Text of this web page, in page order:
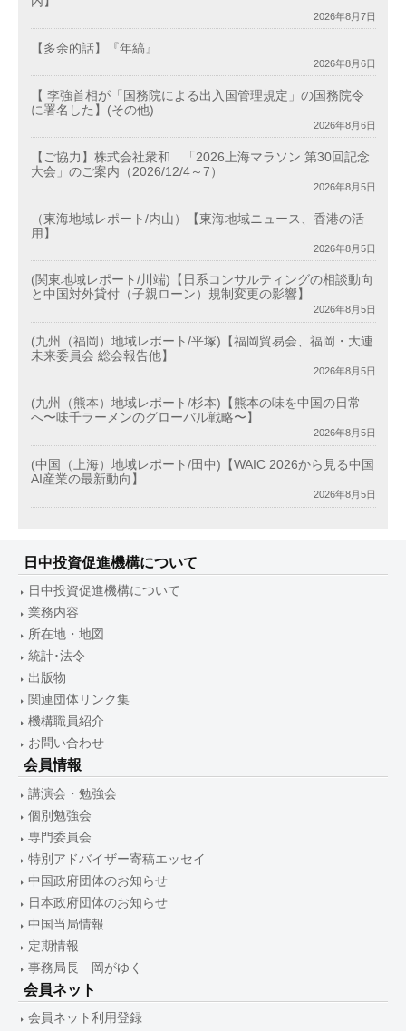
2026年8月7日
【多余的話】『年縞』
2026年8月6日
【 李強首相が「国務院による出入国管理規定」の国務院令
に署名した】(その他)
2026年8月6日
【ご協力】株式会社衆和 「2026上海マラソン 第30回記念
大会」のご案内（2026/12/4～7）
2026年8月5日
（東海地域レポート/内山）【東海地域ニュース、香港の活
用】
2026年8月5日
(関東地域レポート/川端)【日系コンサルティングの相談動向
と中国対外貸付（子親ローン）規制変更の影響】
2026年8月5日
(九州（福岡）地域レポート/平塚)【福岡貿易会、福岡・大連
未来委員会 総会報告他】
2026年8月5日
(九州（熊本）地域レポート/杉本)【熊本の味を中国の日常
へ〜味千ラーメンのグローバル戦略〜】
2026年8月5日
(中国（上海）地域レポート/田中)【WAIC 2026から見る中国
AI産業の最新動向】
2026年8月5日
日中投資促進機構について
日中投資促進機構について
業務内容
所在地・地図
統計･法令
出版物
関連団体リンク集
機構職員紹介
お問い合わせ
会員情報
講演会・勉強会
個別勉強会
専門委員会
特別アドバイザー寄稿エッセイ
中国政府団体のお知らせ
日本政府団体のお知らせ
中国当局情報
定期情報
事務局長 岡がゆく
会員ネット
会員ネット利用登録